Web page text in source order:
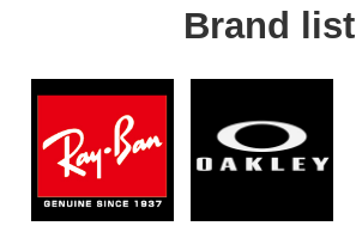
Brand list